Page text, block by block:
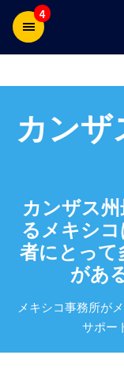
4
カン
カンザス
るメキシ
者にとって
があ
メキシコ事務所が
サポー